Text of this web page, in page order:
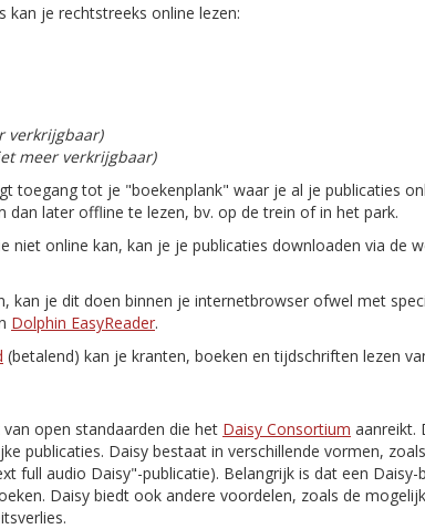
kan je rechtstreeks online lezen:
verkrijgbaar)
meer verkrijgbaar)
toegang tot je "boekenplank" waar je al je publicaties
dan later offline te lezen, bv. op de trein of in het park.
niet online kan, kan je je publicaties downloaden via de
kan je dit doen binnen je internetbrowser ofwel met
Dolphin EasyReader.
(betalend) kan je kranten, boeken en tijdschriften lezen
open standaarden die het Daisy Consortium aanreikt.
publicaties. Daisy bestaat in verschillende vormen,
full audio Daisy"-publicatie). Belangrijk is dat een
Daisy biedt ook andere voordelen, zoals de